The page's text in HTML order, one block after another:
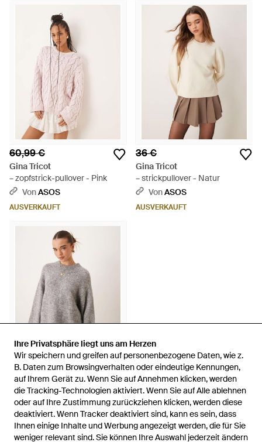
Ihre Privatsphäre liegt uns am Herzen
Wir speichern und greifen auf personenbezogene Daten, wie z.
B. Daten zum Browsingverhalten oder eindeutige Kennungen,
auf Ihrem Gerät zu. Wenn Sie auf Annehmen klicken, werden
die Tracking-Technologien aktiviert. Wenn Sie auf Alle ablehnen
oder auf Ihre Zustimmung zurückziehen klicken, werden diese
deaktiviert. Wenn Tracker deaktiviert sind, kann es sein, dass
Ihnen einige Inhalte und Werbung angezeigt werden, die für Sie
weniger relevant sind. Sie können Ihre Auswahl jederzeit ändern
Ihre Privatsphäre liegt uns am Herzen
Wir speichern und greifen auf personenbezogene Daten, wie z.
B. Daten zum Browsingverhalten oder eindeutige Kennungen,
auf Ihrem Gerät zu. Wenn Sie auf Annehmen klicken, werden
die Tracking-Technologien aktiviert. Wenn Sie auf Alle ablehnen
oder auf Ihre Zustimmung zurückziehen klicken, werden diese
deaktiviert. Wenn Tracker deaktiviert sind, kann es sein, dass
Ihnen einige Inhalte und Werbung angezeigt werden, die für Sie
weniger relevant sind. Sie können Ihre Auswahl jederzeit ändern
60,99 €
Gina Tricot
– zopfstrick-pullover - Pink
VonASOS
AUSVERKAUFT
36 €
Gina Tricot
– strickpullover - Natur
VonASOS
AUSVERKAUFT
40 €
Gina Tricot
– super weicher oversize-
strickpullover - Grau
VonASOS
AUSVERKAUFT